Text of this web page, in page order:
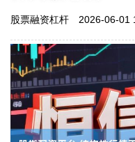
股票融资杠杆 2026-06-01